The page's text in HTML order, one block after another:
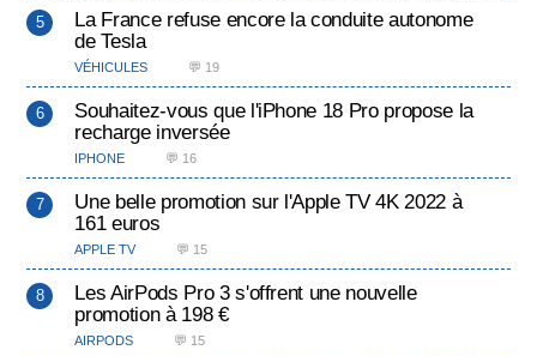
La France refuse encore la conduite autonome
de Tesla
VÉHICULES 💬 19
Souhaitez-vous que l'iPhone 18 Pro propose la
recharge inversée
IPHONE 💬 16
Une belle promotion sur l'Apple TV 4K 2022 à
161 euros
APPLE TV 💬 15
Les AirPods Pro 3 s'offrent une nouvelle
promotion à 198 €
AIRPODS 💬 15